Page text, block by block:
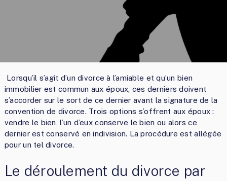
Lorsqu’il s’agit d’un divorce à l’amiable et qu’un bien
immobilier est commun aux époux, ces derniers doivent
s’accorder sur le sort de ce dernier avant la signature de la
convention de divorce. Trois options s’offrent aux époux :
vendre le bien, l’un d’eux conserve le bien ou alors ce
dernier est conservé en indivision. La procédure est allégée
pour un tel divorce.
Le déroulement du divorce par